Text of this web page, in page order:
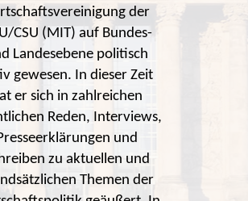
der
CSU (MIT) auf Bundes-
Landesebene politisch
gewesen. In dieser Zeit
er sich in zahlreichen
Reden, Interviews,
und
zu aktuellen und
Themen der